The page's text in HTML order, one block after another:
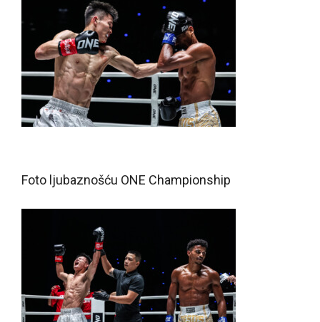
Foto ljubaznošću ONE Championship